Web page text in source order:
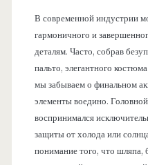
В современной индустрии
гармоничного и
деталям. Часто, собрав
пальто, элегантного
мы забываем о финальном
элементы воедино.
воспринимался
защиты от холода или
понимание того, что